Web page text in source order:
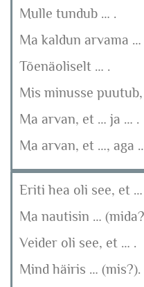
Mulle tundub … .
Ma kaldun arvama …
Tõenäoliselt … .
Mis minusse
Ma arvan, et … ja … .
Ma arvan, et …, aga
Eriti hea oli see, et …
Ma nautisin …
Veider oli see, et … .
Mind häiris … (mis?).